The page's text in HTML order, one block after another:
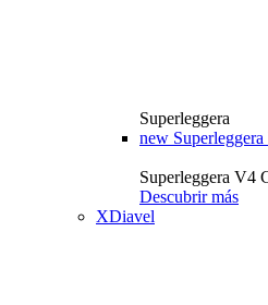
Superleggera
new
Superleggera V4
Descubrir más
XDiavel